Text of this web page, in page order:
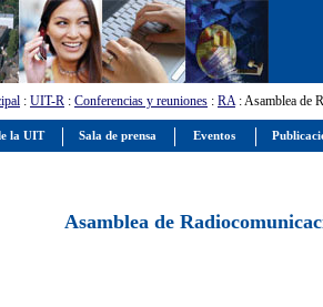
: UIT-R : Conferencias y reuniones : RA: Asamblea de
Asamblea de
la UIT Sala de prensa Eventos